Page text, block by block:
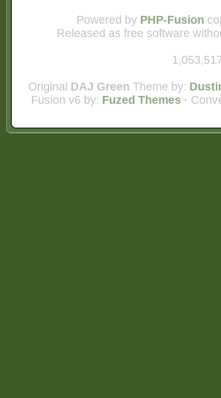
Powered by PHP-Fusion
Released as free software
Original DAJ Green Theme by:
Fusion v6 by: Fuzed Themes ·